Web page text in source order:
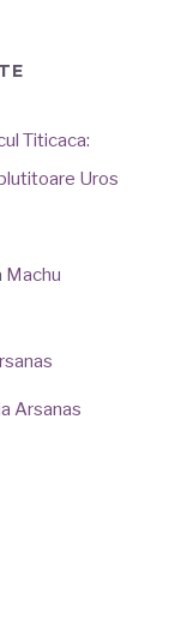
Titicaca:
Uros
Machu
Arsanas